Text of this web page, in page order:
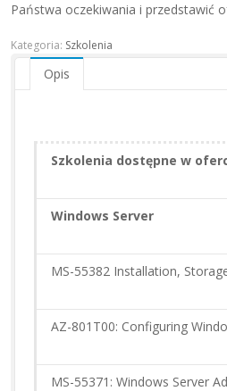
Państwa oczekiwania i przedstawić
Kategoria: Szkolenia
Opis
Szkolenia dostępne w
Windows Server
MS-55382 Installation,
AZ-801T00: Configuring
MS-55371: Windows Server